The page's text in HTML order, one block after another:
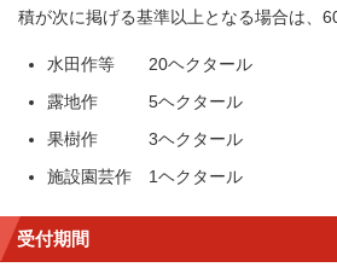
積が次に掲げる基準以上となる場合は、
水田作等 20ヘクタール
露地作 5ヘクタール
果樹作 3ヘクタール
施設園芸作 1ヘクタール
受付期間